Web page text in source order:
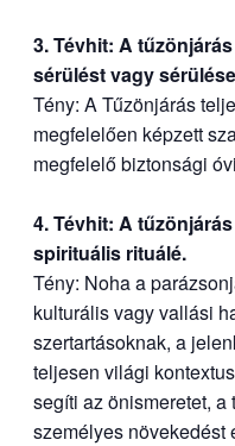
3. Tévhit: A
sérülést vagy
Tény: A Tűzönjárás
megfelelően képzett
megfelelő biztonsági
4. Tévhit: A
spirituális rituálé.
Tény: Noha a
kulturális vagy vallási
szertartásoknak, a
teljesen világi
segíti az önismeretet,
személyes növekedést